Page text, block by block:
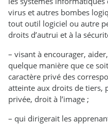
virus et autres bombes
tout outil logiciel ou autre
droits d’autrui et à la
– visant à encourager,
quelque manière que ce
caractère privé des
atteinte aux droits de tiers,
privée, droit à l’image ;
– qui dirigerait les